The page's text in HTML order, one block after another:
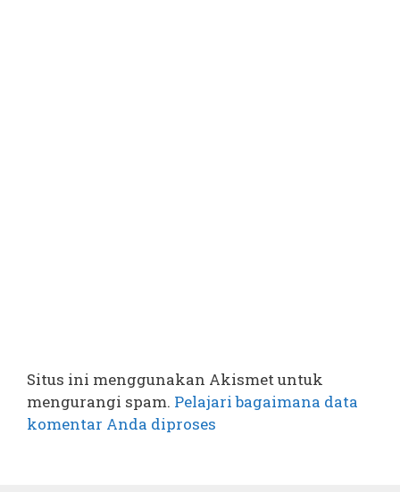
Situs ini menggunakan Akismet untuk
mengurangi spam. Pelajari bagaimana data
komentar Anda diproses